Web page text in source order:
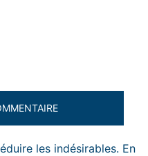
les indésirables. En